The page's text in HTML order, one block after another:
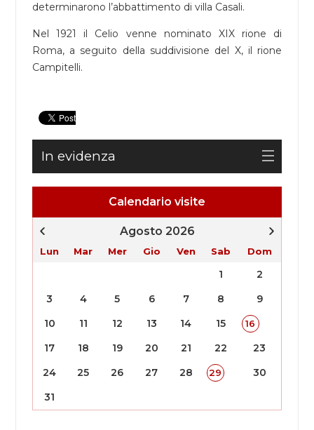
Calendario visite
Agosto 2026
Lun Mar Mer Gio Ven Sab Dom
1
2
3
4 5 6 7 8
9
10
11 12 13 14 15 16
17 18 19 20 21 22
23
24
25 26 27 28 29
30
31
determinarono l’abbattimento di villa Casali.
Nel 1921 il Celio venne nominato XIX rione di
Roma, a seguito della suddivisione del X, il rione
Campitelli.
In evidenza